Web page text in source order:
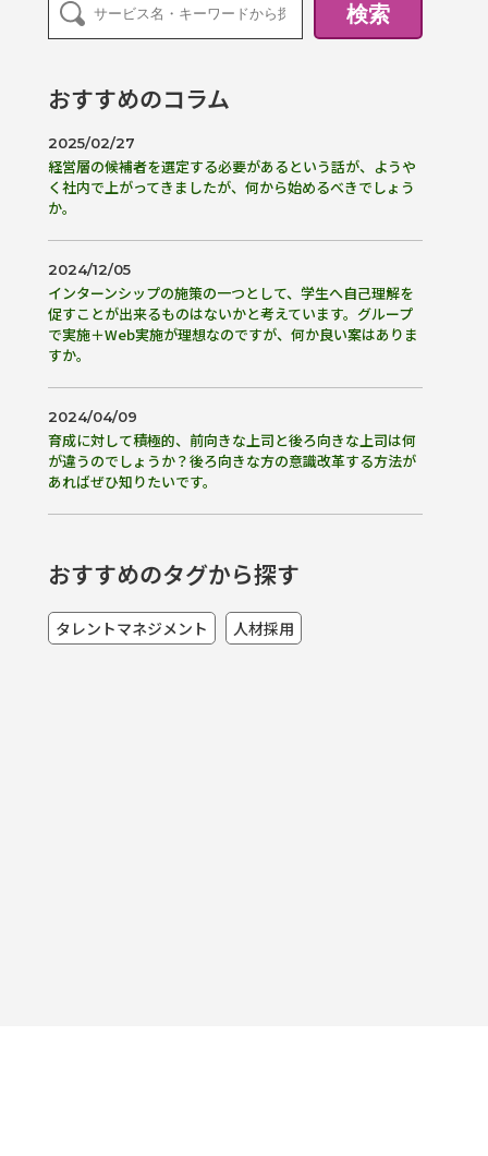
検索
おすすめのコラム
2025/02/27
経営層の候補者を選定する必要があるという話が、ようや
く社内で上がってきましたが、何から始めるべきでしょう
か。
2024/12/05
インターンシップの施策の一つとして、学生へ自己理解を
促すことが出来るものはないかと考えています。グループ
で実施＋Web実施が理想なのですが、何か良い案はありま
すか。
2024/04/09
育成に対して積極的、前向きな上司と後ろ向きな上司は何
が違うのでしょうか？後ろ向きな方の意識改革する方法が
あればぜひ知りたいです。
おすすめのタグから探す
タレントマネジメント 人材採用